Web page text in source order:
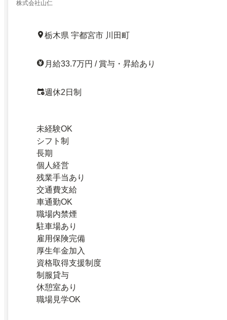
株式会社山仁
栃木県 宇都宮市 川田町
月給33.7万円 / 賞与・昇給あり
週休2日制
未経験OK
シフト制
長期
個人経営
残業手当あり
交通費支給
車通勤OK
職場内禁煙
駐車場あり
雇用保険完備
厚生年金加入
資格取得支援制度
制服貸与
休憩室あり
職場見学OK